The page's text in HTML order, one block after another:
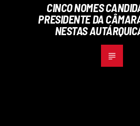
CINCO NOMES
PRESIDENTE DA
NESTAS